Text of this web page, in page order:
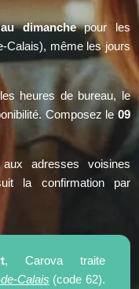
dimanchepour les
Calais), même les jours
heures de bureau, le
Composez le09
adresses voisines
la confirmation par
, Carova traite
Calais (code 62).